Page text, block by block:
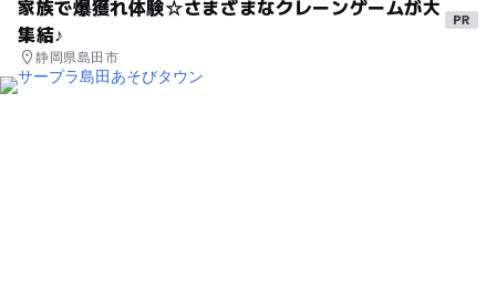
家族で爆獲れ体験☆さまざまなクレーンゲームが大
集結♪
静岡県島田市